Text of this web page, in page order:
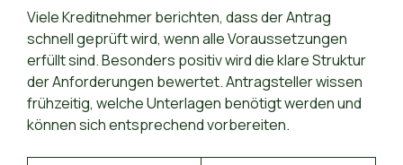
Viele Kreditnehmer berichten, dass der Antrag
schnell geprüft wird, wenn alle Voraussetzungen
erfüllt sind. Besonders positiv wird die klare Struktur
der Anforderungen bewertet. Antragsteller wissen
frühzeitig, welche Unterlagen benötigt werden und
können sich entsprechend vorbereiten.